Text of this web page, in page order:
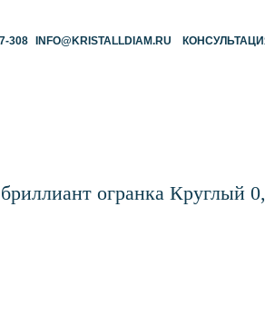
КОНСУЛЬТАЦИЯ
огранка Круглый